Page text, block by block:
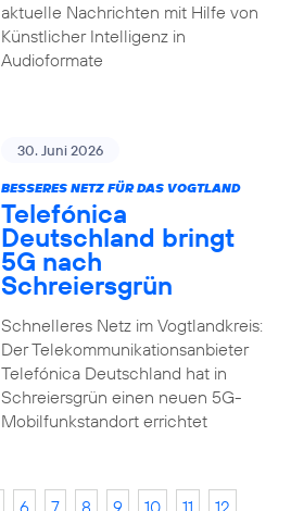
aktuelle Nachrichten mit Hilfe von
Künstlicher Intelligenz in
Audioformate
30. Juni 2026
BESSERES NETZ FÜR DAS VOGTLAND
Telefónica
Deutschland bringt
5G nach
Schreiersgrün
Schnelleres Netz im Vogtlandkreis:
Der Telekommunikationsanbieter
Telefónica Deutschland hat in
Schreiersgrün einen neuen 5G-
Mobilfunkstandort errichtet
6 7 8 9 10 11 12